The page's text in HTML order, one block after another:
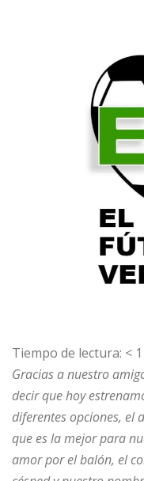
Tiempo de lectura: < 1
Gracias a nuestro
decir que hoy
diferentes opciones, el
que es la mejor para
amor por el balón, el